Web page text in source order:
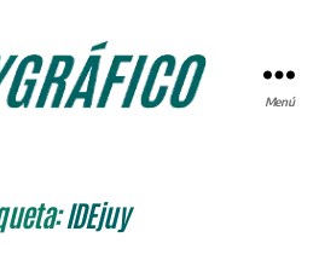
Menú
IDEjuy